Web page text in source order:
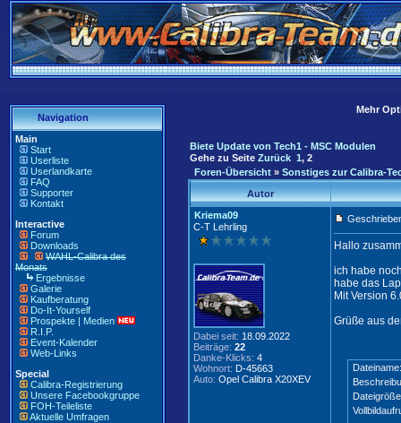
Navigation
Main
Start
Userliste
Userlandkarte
FAQ
Supporter
Kontakt
Interactive
Forum
Downloads
WAHL-Calibra des
Monats
Ergebnisse
Galerie
Kaufberatung
Do-It-Yourself
Prospekte | Medien
R.I.P.
Event-Kalender
Web-Links
Special
Calibra-Registrierung
Unsere Facebookgruppe
FOH-Teileliste
Aktuelle Umfragen
Mehr
Biete Update von Tech1 - MSC Modulen
Gehe zu Seite Zurück 1, 2
Foren-Übersicht » Sonstiges zur Calibra-
Autor
Kriema09
C-T Lehrling
Dabei seit: 18.09.2022
Beiträge: 22
Danke-Klicks: 4
Wohnort: D-45663
Auto: Opel Calibra X20XEV
Hallo
ich habe
habe das
Mit Version
Grüße aus
Dateiname: